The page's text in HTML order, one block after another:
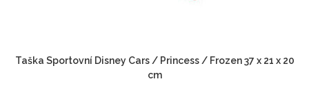
Taška Sportovní Disney Cars / Princess / Frozen 37 x 21 x 20
cm